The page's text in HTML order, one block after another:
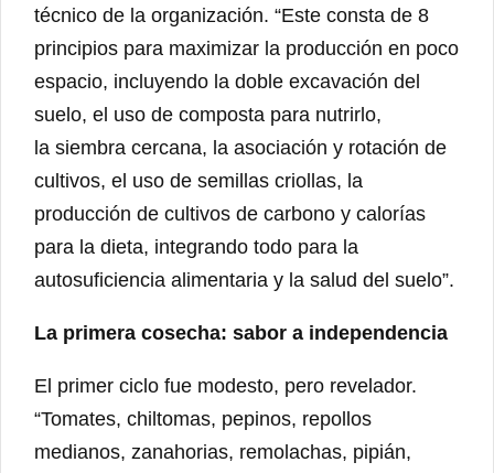
técnico de la organización. “Este consta de 8
principios para maximizar la producción en poco
espacio, incluyendo la doble excavación del
suelo, el uso de composta para nutrirlo,
la siembra cercana, la asociación y rotación de
cultivos, el uso de semillas criollas, la
producción de cultivos de carbono y calorías
para la dieta, integrando todo para la
autosuficiencia alimentaria y la salud del suelo”.
La primera cosecha: sabor a independencia
El primer ciclo fue modesto, pero revelador.
“Tomates, chiltomas, pepinos, repollos
medianos, zanahorias, remolachas, pipián,